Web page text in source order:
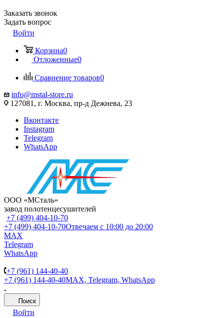
Заказать звонок
Задать вопрос
Войти
Корзина0
Отложенные0
Сравнение товаров0
info@mstal-store.ru
127081, г. Москва, пр-д Дежнева, 23
Вконтакте
Instagram
Telegram
WhatsApp
ООО «МСталь»
завод полотенцесушителей
+7 (499) 404-10-70
+7 (499) 404-10-70Отвечаем с 10:00 до 20:00
MAX
Telegram
WhatsApp
+7 (961) 144-40-40
+7 (961) 144-40-40MAX, Telegram, WhatsApp
Поиск
Войти